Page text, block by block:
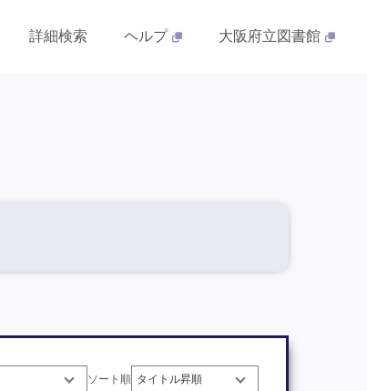
詳細検索 ヘルプ 大阪府立図書館
ソート順